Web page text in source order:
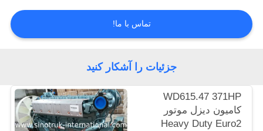
درخواست
نقل
نقشه
سایت
تماس با ما!
جزئیات را آشکار کنید
WD615.47 371HP
کامیون دیزل موتور
Heavy Duty Euro2